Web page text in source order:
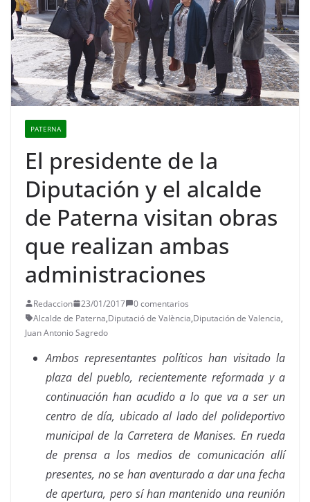
PATERNA
El presidente de la
Diputación y el alcalde
de Paterna visitan obras
que realizan ambas
administraciones
Redaccion 23/01/2017
0 comentarios
Alcalde de Paterna,Diputació de València,Diputación de Valencia,
Juan Antonio Sagredo
Ambos representantes políticos han visitado la
plaza del pueblo, recientemente reformada y a
continuación han acudido a lo que va a ser un
centro de día, ubicado al lado del polideportivo
municipal de la Carretera de Manises. En rueda
de prensa a los medios de comunicación allí
presentes, no se han aventurado a dar una fecha
de apertura, pero sí han mantenido una reunión